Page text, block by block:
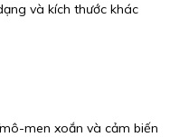
và kích thước khác
men xoắn và cảm biến